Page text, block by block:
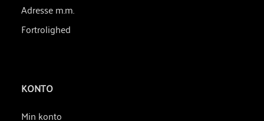
Adresse m.m.
Fortrolighed
KONTO
Min konto